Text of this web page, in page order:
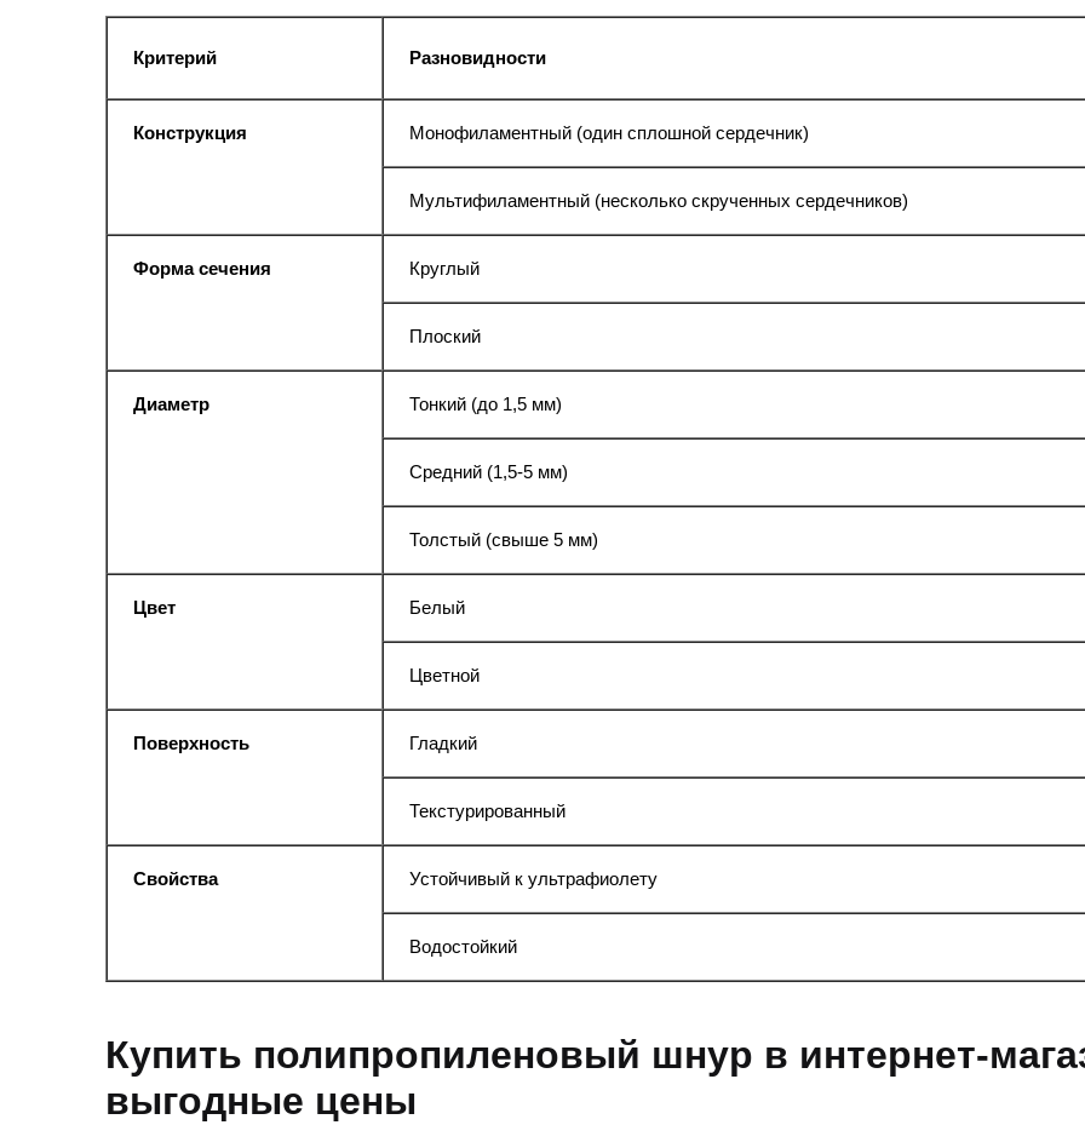
Критерий Разновидности
Конструкция Монофиламентный (один сплошной сердечник)
Мультифиламентный (несколько скрученных сердечников)
Форма сечения Круглый
Плоский
Диаметр Тонкий (до 1,5 мм)
Средний (1,5-5 мм)
Толстый (свыше 5 мм)
Цвет Белый
Цветной
Поверхность Гладкий
Текстурированный
Свойства Устойчивый к ультрафиолету
Водостойкий
Купить полипропиленовый шнур в интернет-
выгодные цены